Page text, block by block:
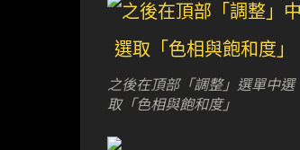
之後在頂部「調整」選單中選
取「色相與飽和度」